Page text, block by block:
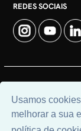
Usamos
melhorar a sua
REDES SOCIAIS
© 2026 | Adim
Universal